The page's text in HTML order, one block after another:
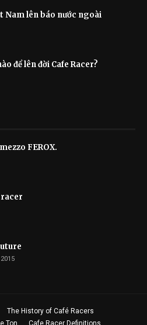
Nam lên báo nước ngoài
để lên đời Cafe Racer?
FEROX.
The History of Café Racers
Ton
Cafe Racer Definitions